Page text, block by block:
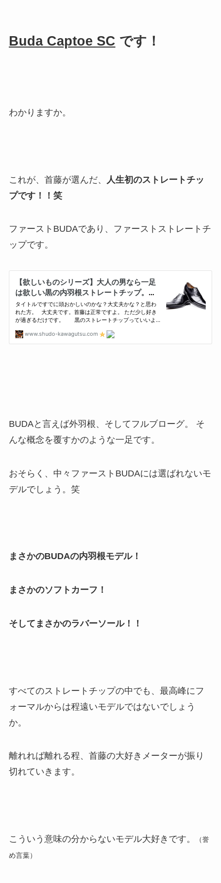
Buda Captoe SC です！
わかりますか。
これが、首藤が選んだ、
人生初のストレートチッ
プです！！笑
ファーストBUDAであり、ファーストストレートチ
ップです。
BUDAと言えば外羽根、そしてフルブローグ。 そ
んな概念を覆すかのような一足です。
おそらく、中々ファーストBUDAには選ばれないモ
デルでしょう。笑
まさかのBUDAの内羽根モデル！
まさかのソフトカーフ！
そしてまさかのラバーソール！！
すべてのストレートチップの中でも、最高峰にフ
ォーマルからは程遠いモデルではないでしょう
か。
離れれば離れる程、首藤の大好きメーターが振り
切れていきます。
こういう意味の分からないモデル大好きです。
（誉
め言葉）